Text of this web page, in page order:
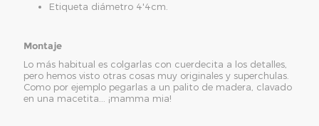
Etiqueta diámetro 4'4cm.
Montaje
Lo más habitual es colgarlas con cuerdecita a los detalles,
pero hemos visto otras cosas muy originales y superchulas.
Como por ejemplo pegarlas a un palito de madera, clavado
en una macetita... ¡mamma mia!